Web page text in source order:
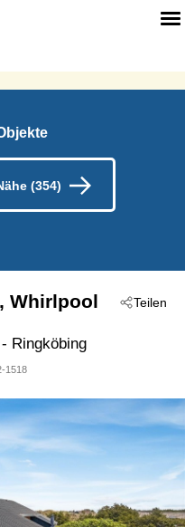
(354)
Teilen
Whirlpool
- Ringköbing
1518